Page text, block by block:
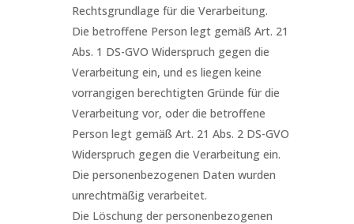
Rechtsgrundlage für die Verarbeitung.
Die betroffene Person legt gemäß Art. 21
Abs. 1 DS-GVO Widerspruch gegen die
Verarbeitung ein, und es liegen keine
vorrangigen berechtigten Gründe für die
Verarbeitung vor, oder die betroffene
Person legt gemäß Art. 21 Abs. 2 DS-GVO
Widerspruch gegen die Verarbeitung ein.
Die personenbezogenen Daten wurden
unrechtmäßig verarbeitet.
Die Löschung der personenbezogenen